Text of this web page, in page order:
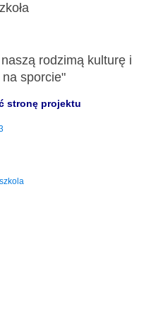
rodzimą kulturę i
sporcie"
stronę projektu